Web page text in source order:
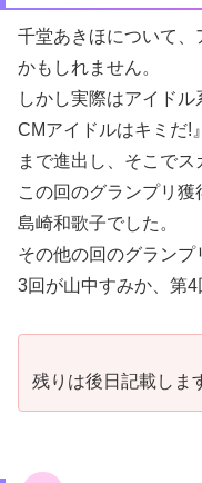
千堂あきほについて
かもしれません。
しかし実際はアイド
CMアイドルはキミだ!
まで進出し、そこでス
この回のグランプリ
島崎和歌子でした。
その他の回のグラン
3回が山中すみか、第4
残りは後日記載しま